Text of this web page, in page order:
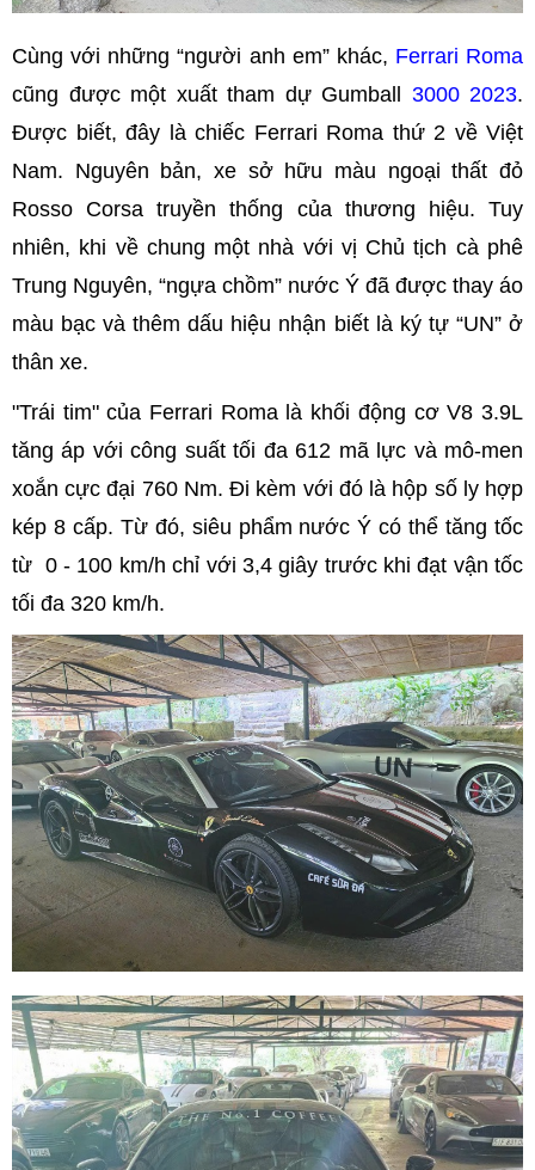
Cùng với những “người anh em” khác, Ferrari Roma
cũng được một xuất tham dự Gumball 3000 2023.
Được biết, đây là chiếc Ferrari Roma thứ 2 về Việt
Nam. Nguyên bản, xe sở hữu màu ngoại thất đỏ
Rosso Corsa truyền thống của thương hiệu. Tuy
nhiên, khi về chung một nhà với vị Chủ tịch cà phê
Trung Nguyên, “ngựa chồm” nước Ý đã được thay áo
màu bạc và thêm dấu hiệu nhận biết là ký tự “UN” ở
thân xe.
"Trái tim" của Ferrari Roma là khối động cơ V8 3.9L
tăng áp với công suất tối đa 612 mã lực và mô-men
xoắn cực đại 760 Nm. Đi kèm với đó là hộp số ly hợp
kép 8 cấp. Từ đó, siêu phẩm nước Ý có thể tăng tốc
từ 0 - 100 km/h chỉ với 3,4 giây trước khi đạt vận tốc
tối đa 320 km/h.